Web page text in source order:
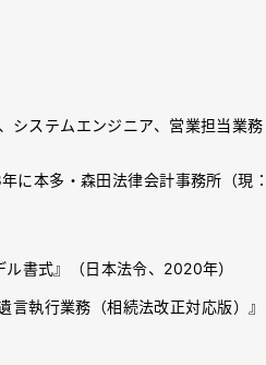
システムエンジニア、営業担当業務
に本多・森田法律会計事務所（現：
書式』（日本法令、2020年）
執行業務（相続法改正対応版）』